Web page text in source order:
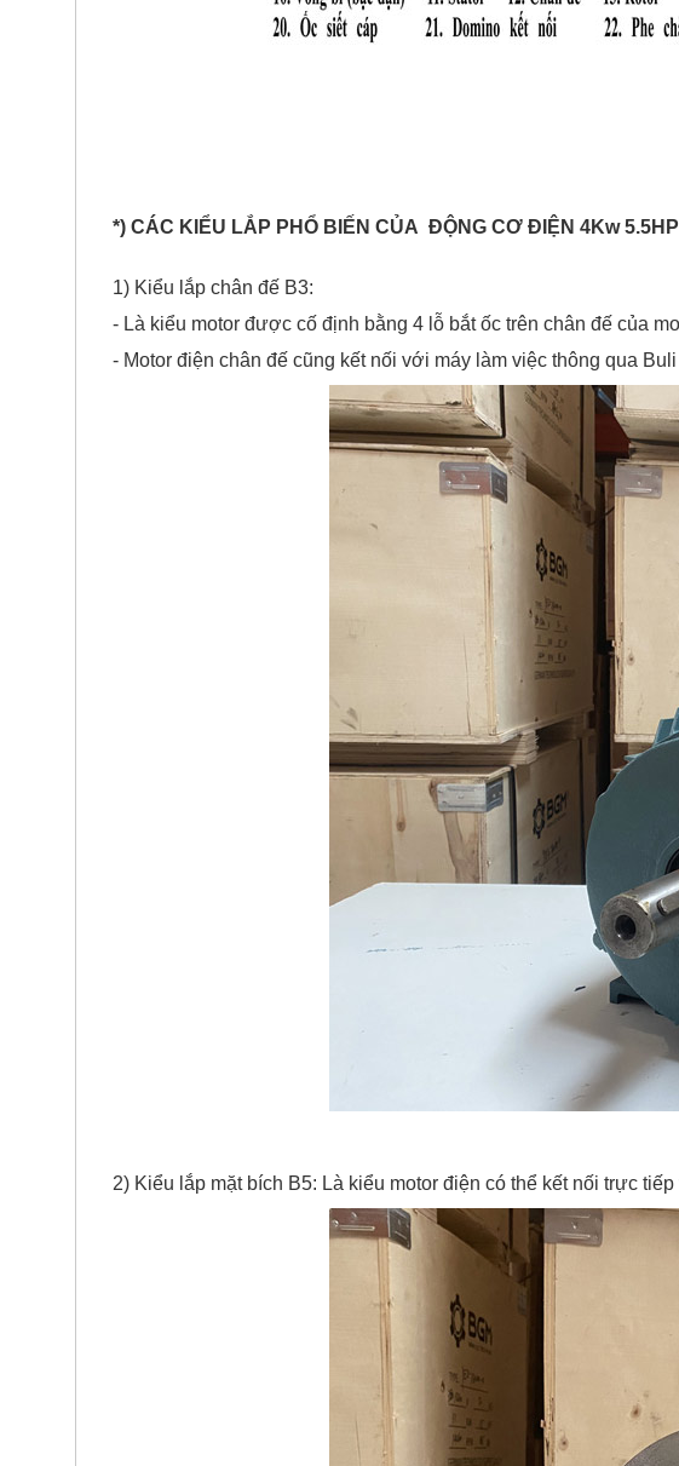
4Kw
- Là kiểu motor được cố định bằng 4 lỗ bắt ốc trên chân đế của
2) Kiểu lắp mặt bích B5: Là kiểu motor điện có thể kết nối trực